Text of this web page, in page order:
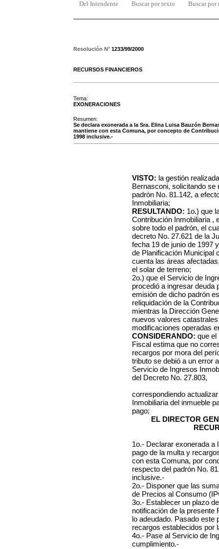
Del Intendente Buscar por texto Buscar por
Resolución N° 1233/99/2000
RECURSOS FINANCIEROS
Tema:
EXONERACIONES
Resumen:
Se declara exonerada a la Sra. Elina Luisa Bauzón
mantiene con esta Comuna, por concepto de
1998 inclusive.-
VISTO: la gestión
Bernasconi, solicitando se
padrón No. 81.142, a
Inmobiliaria;
RESULTANDO: 1o.) que
Contribución Inmobiliaria ,
sobre todo el padrón, el
decreto No. 27.621 de la
fecha 19 de junio de 1997
de Planificación Municipal
cuenta las áreas
el solar de terreno;
2o.) que el Servicio de
procedió a ingresar deuda
emisión de dicho padrón
reliquidación de la
mientras la Dirección
nuevos valores
modificaciones operadas
CONSIDERANDO: que el
Fiscal estima que no
recargos por mora del
tributo se debió a un error
Servicio de Ingresos
del Decreto No. 27.803,
correspondiendo
Inmobiliaria del inmueble
pago;
EL DIRECTOR
1o.- Declarar exonerada a
pago de la multa y
con esta Comuna, por
respecto del padrón No.
inclusive.-
2o.- Disponer que las
de Precios al Consumo
3o.- Establecer un plazo
notificación de la presente
lo adeudado. Pasado este
recargos establecidos por
4o.- Pase al Servicio de
cumplimiento.-